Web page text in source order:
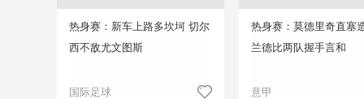
热身赛：新车上路多坎坷 切尔
西不敌尤文图斯
国际足球
热身赛：莫德里奇直塞
兰德比两队握手言和
意甲